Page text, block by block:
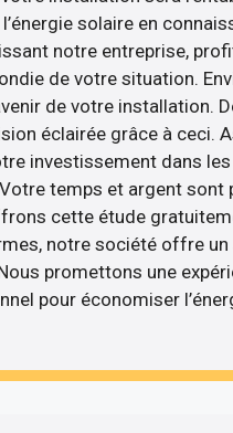
solaire en
notre entreprise,
de votre situation.
de votre installation.
éclairée grâce à ceci.
investissement dans
temps et argent sont
cette étude
notre société offre un
promettons une
pour économiser